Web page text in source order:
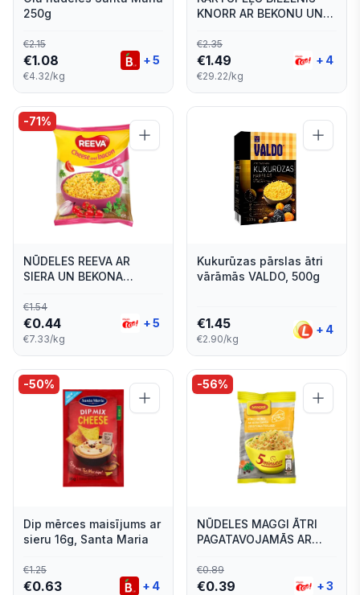
250g
€2.15
€1.08
€4.32/kg
+5
KNORR AR BEKONU UN
€2.35
€1.49
€29.22/kg
+ 4
-71%
NŪDELES REEVA AR
SIERA UN BEKONA
€1.54
€0.44
€7.33/kg
+5
Kukurūzas pārslas ātri
vārāmās VALDO, 500g
€1.45
€2.90/kg
+ 4
-50%
Dip mērces maisījums ar
sieru 16g, Santa Maria
€1.25
€0.63 + 4
-56%
NŪDELES MAGGI ĀTRI
PAGATAVOJAMĀS AR
€0.89
€0.39 +3